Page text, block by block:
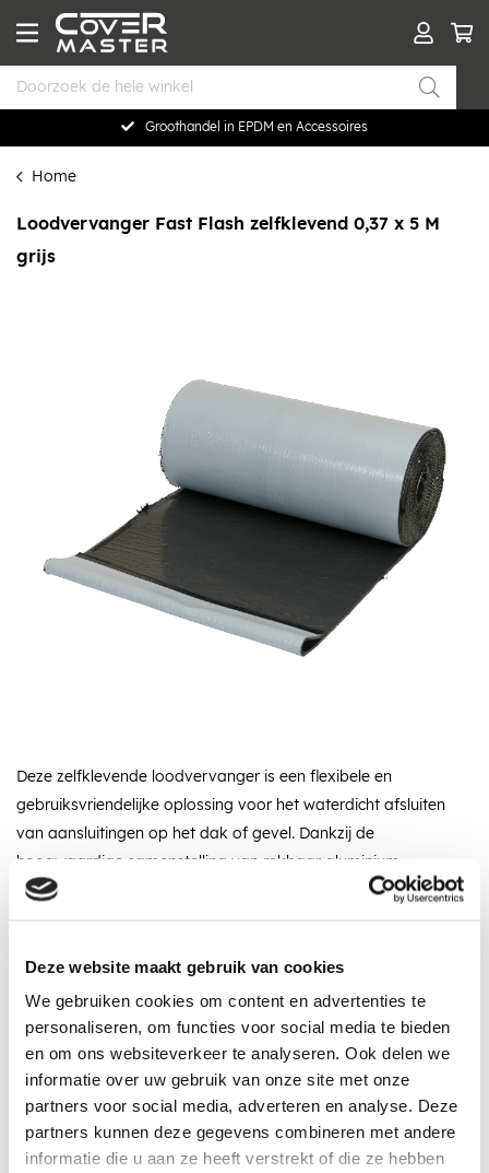
Deze website maakt gebruik van cookies
We gebruiken cookies om content en advertenties te
personaliseren, om functies voor social media te bieden
en om ons websiteverkeer te analyseren. Ook delen we
informatie over uw gebruik van onze site met onze
partners voor social media, adverteren en analyse. Deze
partners kunnen deze gegevens combineren met andere
informatie die u aan ze heeft verstrekt of die ze hebben
Groothandel in EPDM en Accessoires
Home
Loodvervanger Fast Flash zelfklevend 0,37 x 5 M
grijs
Deze zelfklevende loodvervanger is een flexibele en
gebruiksvriendelijke oplossing voor het waterdicht afsluiten
van aansluitingen op het dak of gevel. Dankzij de
hoogwaardige samenstelling van rekbaar aluminium
strekmetaal met een beschermende laag rubberpolymeer is
Omschrijving Specificaties Recent bekeken
log in voor prijs
Vraag een vrijblijvende offerte aan!
Laagste prijs
in Nederland én België!